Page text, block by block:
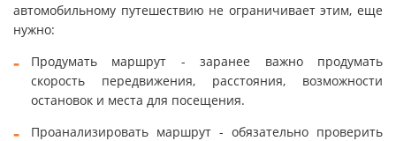
автомобильному путешествию не ограничивает этим, еще
нужно:
Продумать маршрут - заранее важно продумать
скорость передвижения, расстояния, возможности
остановок и места для посещения.
Проанализировать маршрут - обязательно проверить